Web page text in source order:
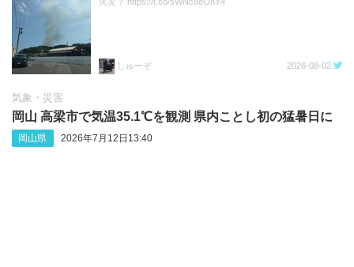
しゅーぞ 2026-08-02
気象・災害
岡山 高梁市で気温35.1℃を観測 県内ことし初の猛暑日に
岡山県 2026年7月12日13:40